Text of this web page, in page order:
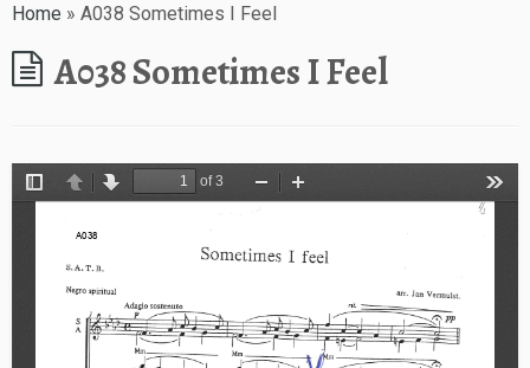
Home » A038 Sometimes I Feel
A038 Sometimes I Feel